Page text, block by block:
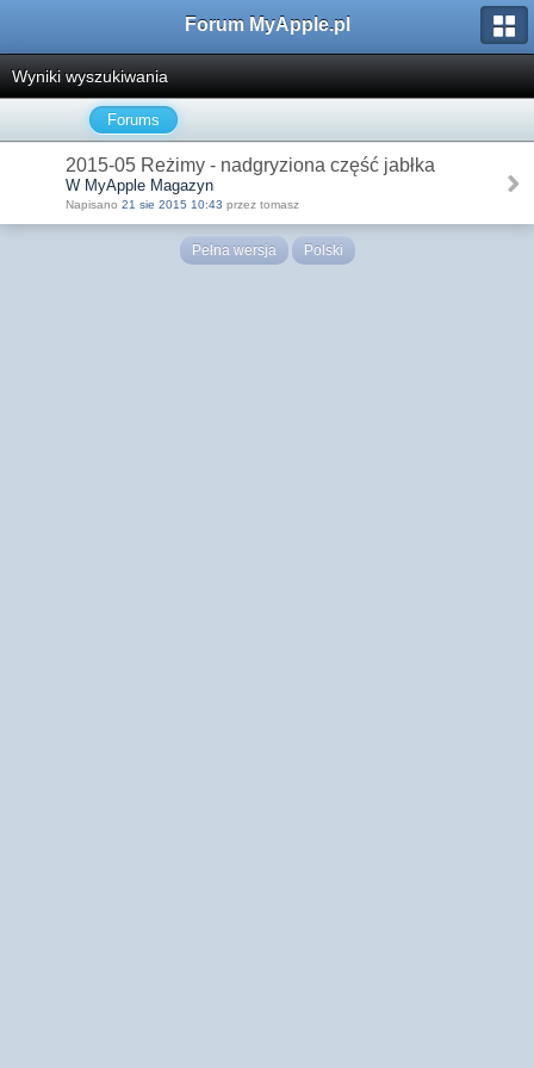
Forum MyApple.pl
Wyniki wyszukiwania
Forums
2015-05 Reżimy - nadgryziona część jabłka
W MyApple Magazyn
Napisano 21 sie 2015 10:43 przez tomasz
Pełna wersja Polski